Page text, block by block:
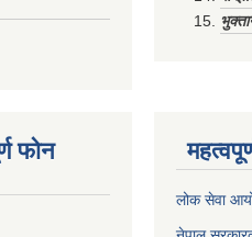
फोन
लोक सेवा